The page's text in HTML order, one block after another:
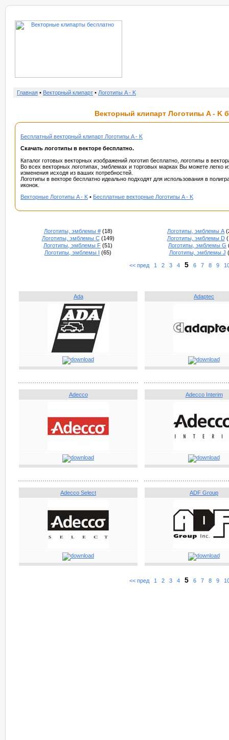
Главная • Векторный клипарт • Логотипы A - K
Векторный клипарт Логотипы A - K
Бесплатный векторный клипарт Логотипы A - K
Скачать логотипы в векторе бесплатно.
Каталог готовых векторных изображений логотип бесплатно, логотипы в
Во всех векторных логотипах, эмблемах и торговых марках Вы можете легко
изменения исходя из ваших потребностей.
Логотипы в векторе бесплатно идеально подходят для использования в
иконок.
Векторные Логотипы A - K • Бесплатные векторные Логотипы A - K
Логотипы, эмблемы #(18) Логотипы, эмблемы A
Логотипы, эмблемы C(149) Логотипы, эмблемы D
Логотипы, эмблемы F (51) Логотипы, эмблемы G
Логотипы, эмблемы I (65) Логотипы, эмблемы J
<< пред 1 2 3 4 5 6 7 8 9
Ada Adaptec
Adecco Adecco Interim
Adecco Select ADF Group
<< пред 1 2 3 4 5 6 7 8 9